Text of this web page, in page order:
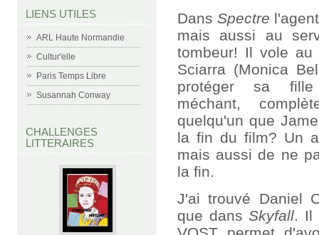
LIENS UTILES
ARL Haute Normandie
Cultur'elle
Paris Temps Libre
Susannah Conway
CHALLENGES
LITTERAIRES
Dans Spectre
mais aussi au
tombeur! Il vole
Sciarra (Monica
protéger sa
méchant,
quelqu'un que
la fin du film? Un
mais aussi de ne
la fin.
J'ai trouvé Daniel
que dansSkyfall. Il